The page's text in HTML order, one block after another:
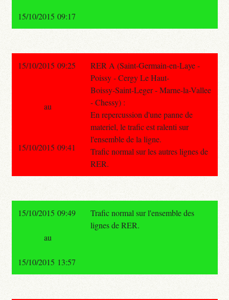
15/10/2015 09:17
15/10/2015 09:25
RER A (Saint-Germain-en-Laye -
Poissy - Cergy Le Haut-
Boissy-Saint-Leger - Marne-la-Vallee
- Chessy) :
En repercussion d'une panne de
materiel, le trafic est ralenti sur
l'ensemble de la ligne.
Trafic normal sur les autres lignes de
RER.
au
15/10/2015 09:41
15/10/2015 09:49
Trafic normal sur l'ensemble des
lignes de RER.
au
15/10/2015 13:57